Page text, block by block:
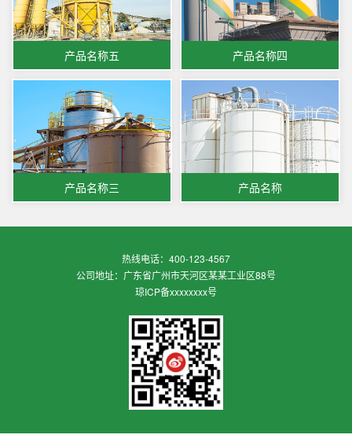
产品名称五 产品名称四
产品名称三 产品名称
热线电话：400-123-4567
公司地址：广东省广州市天河区某某工业区88号
琼ICP备xxxxxxxx号